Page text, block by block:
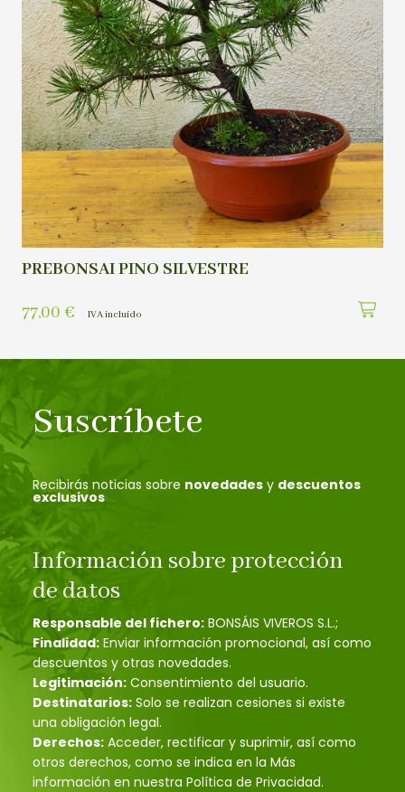
PREBONSAI PINO SILVESTRE
77,00 € IVA incluído
Suscríbete
Recibirás noticias sobre novedades y descuentos
exclusivos
Información sobre protección
de datos
Responsable del fichero: BONSÁIS VIVEROS S.L.;
Finalidad: Enviar información promocional, así como
descuentos y otras novedades.
Legitimación: Consentimiento del usuario.
Destinatarios: Solo se realizan cesiones si existe
una obligación legal.
Derechos: Acceder, rectificar y suprimir, así como
otros derechos, como se indica en la Más
información en nuestra Política de Privacidad.